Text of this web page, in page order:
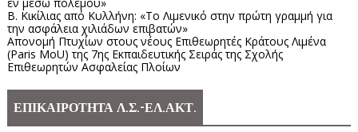
εν μέσω πολέμου»
Β. Κικίλιας από Κυλλήνη: «Το Λιμενικό στην πρώτη γραμμή για
την ασφάλεια χιλιάδων επιβατών»
Απονομή Πτυχίων στους νέους Επιθεωρητές Κράτους Λιμένα
(Paris MoU) της 7ης Εκπαιδευτικής Σειράς της Σχολής
Επιθεωρητών Ασφαλείας Πλοίων
ΕΠΙΚΑΙΡΟΤΗΤΑ Λ.Σ.-ΕΛ.ΑΚΤ.